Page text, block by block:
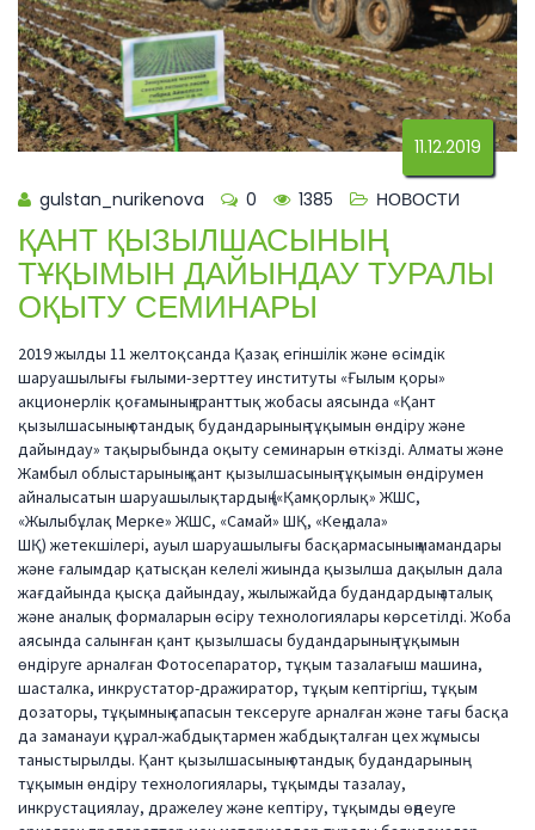
11.12.2019
gulstan_nurikenova 0 1385 НОВОСТИ
ҚАНТ ҚЫЗЫЛШАСЫНЫҢ
ТҰҚЫМЫН ДАЙЫНДАУ ТУРАЛЫ
ОҚЫТУ СЕМИНАРЫ
2019 жылды 11 желтоқсанда Қазақ егіншілік және өсімдік
шаруашылығы ғылыми-зерттеу институты «Ғылым қоры»
акционерлік қоғамының гранттық жобасы аясында «Қант
қызылшасының отандық будандарының тұқымын өндіру және
дайындау» тақырыбында оқыту семинарын өткізді. Алматы және
Жамбыл облыстарының қант қызылшасының тұқымын өндірумен
айналысатын шаруашылықтардың («Қамқорлық» ЖШС,
«Жылыбұлақ Мерке» ЖШС, «Самай» ШҚ, «Кең дала»
ШҚ) жетекшілері, ауыл шаруашылығы басқармасының мамандары
және ғалымдар қатысқан келелі жиында қызылша дақылын дала
жағдайында қысқа дайындау, жылыжайда будандардың аталық
және аналық формаларын өсіру технологиялары көрсетілді. Жоба
аясында салынған қант қызылшасы будандарының тұқымын
өндіруге арналған Фотосепаратор, тұқым тазалағыш машина,
шасталка, инкрустатор-дражиратор, тұқым кептіргіш, тұқым
дозаторы, тұқымның сапасын тексеруге арналған және тағы басқа
да заманауи құрал-жабдықтармен жабдықталған цех жұмысы
таныстырылды. Қант қызылшасының отандық будандарының
тұқымын өндіру технологиялары, тұқымды тазалау,
инкрустациялау, дражелеу және кептіру, тұқымды өңдеуге